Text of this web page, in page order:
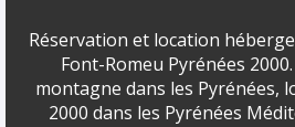
Réservation et location
Font-Romeu Pyrénées
montagne dans les Pyrénées,
2000 dans les Pyrénées